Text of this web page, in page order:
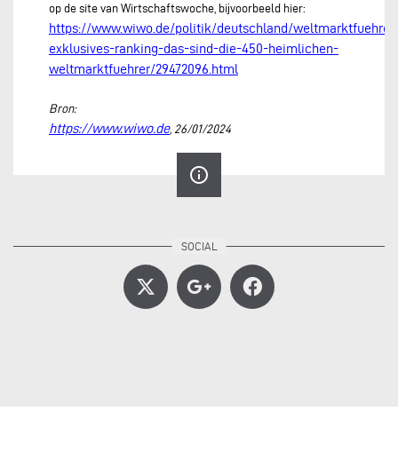
op de site van Wirtschaftswoche, bijvoorbeeld hier:
https://www.wiwo.de/politik/deutschland/
exklusives-ranking-das-sind-die-450-heimlichen-
weltmarktfuehrer/29472096.html
Bron:
https://www.wiwo.de, 26/01/2024
info_outline